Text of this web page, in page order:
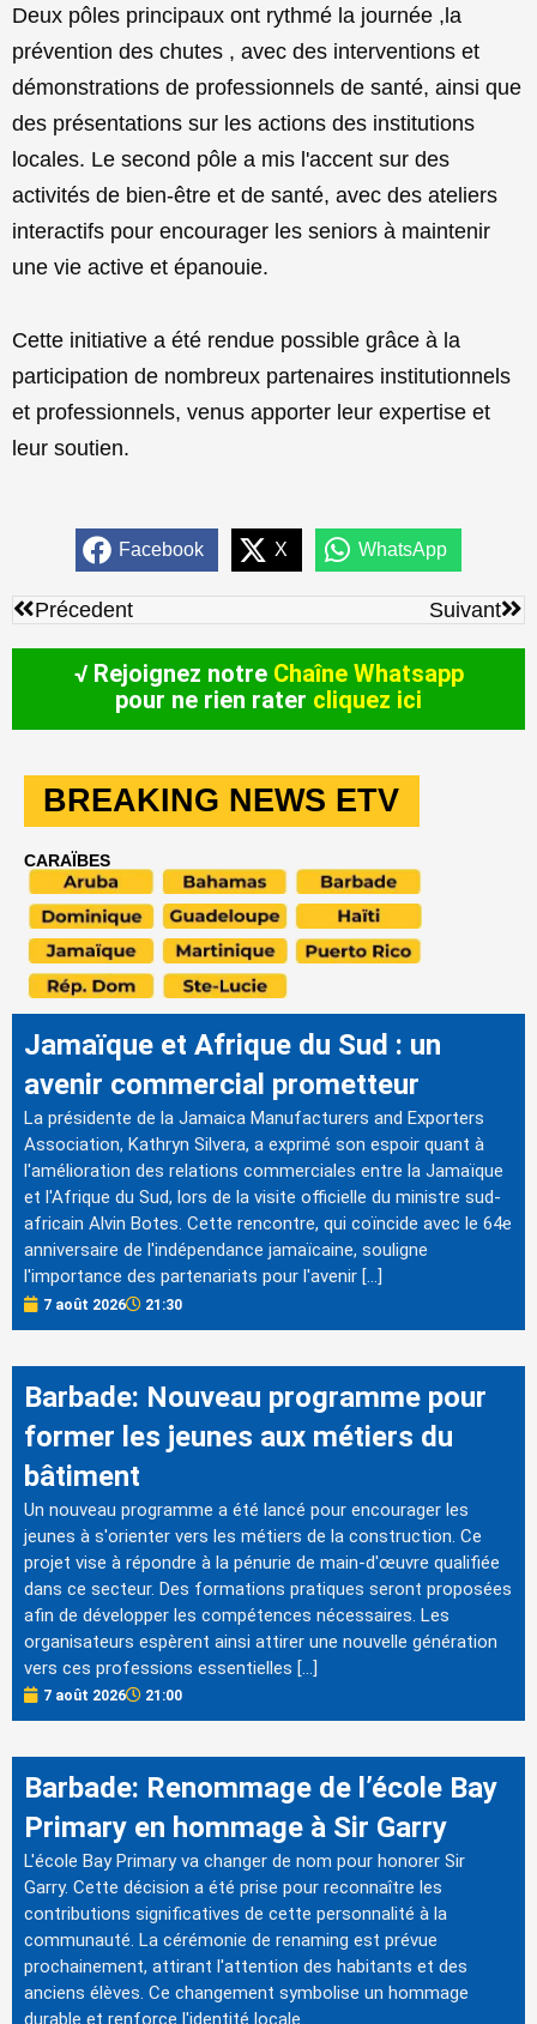
Deux pôles principaux ont rythmé la journée ,la
prévention des chutes , avec des interventions et
démonstrations de professionnels de santé, ainsi que
des présentations sur les actions des institutions
locales. Le second pôle a mis l'accent sur des
activités de bien-être et de santé, avec des ateliers
interactifs pour encourager les seniors à maintenir
une vie active et épanouie.
Cette initiative a été rendue possible grâce à la
participation de nombreux partenaires institutionnels
et professionnels, venus apporter leur expertise et
leur soutien.
Facebook X WhatsApp
Précédent
Précedent Suivant
√ Rejoignez notre Chaîne Whatsapp
pour ne rien rater cliquez ici
BREAKING NEWS ETV
CARAÏBES
Jamaïque et Afrique du Sud : un
avenir commercial prometteur
La présidente de la Jamaica Manufacturers and Exporters
Association, Kathryn Silvera, a exprimé son espoir quant à
l'amélioration des relations commerciales entre la Jamaïque
et l'Afrique du Sud, lors de la visite officielle du ministre sud-
africain Alvin Botes. Cette rencontre, qui coïncide avec le 64e
anniversaire de l'indépendance jamaïcaine, souligne
l'importance des partenariats pour l'avenir […]
7 août 2026 21:30
Barbade: Nouveau programme pour
former les jeunes aux métiers du
bâtiment
Un nouveau programme a été lancé pour encourager les
jeunes à s'orienter vers les métiers de la construction. Ce
projet vise à répondre à la pénurie de main-d'œuvre qualifiée
dans ce secteur. Des formations pratiques seront proposées
afin de développer les compétences nécessaires. Les
organisateurs espèrent ainsi attirer une nouvelle génération
vers ces professions essentielles […]
7 août 2026 21:00
Barbade: Renommage de l’école Bay
Primary en hommage à Sir Garry
L'école Bay Primary va changer de nom pour honorer Sir
Garry. Cette décision a été prise pour reconnaître les
contributions significatives de cette personnalité à la
communauté. La cérémonie de renaming est prévue
prochainement, attirant l'attention des habitants et des
anciens élèves. Ce changement symbolise un hommage
durable et renforce l'identité locale.